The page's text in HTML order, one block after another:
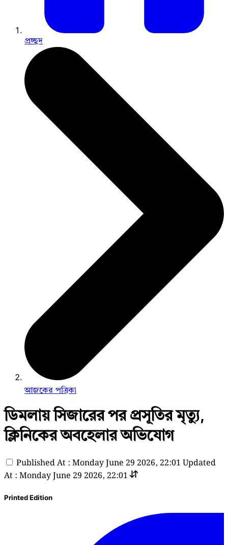
প্রচ্ছদ
আজকের পত্রিকা
ডিমলায় সিজারের পর প্রসূতির মৃত্যু,
ক্লিনিকের অবহেলার অভিযোগ
Published At : Monday June 29 2026, 22:01 Updated
At : Monday June 29 2026, 22:01
Printed Edition